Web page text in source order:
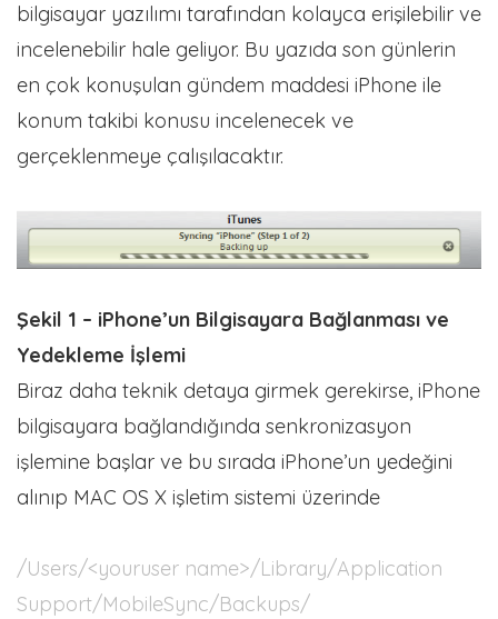
bilgisayar yazılımı tarafından kolayca erişilebilir ve
incelenebilir hale geliyor. Bu yazıda son günlerin
en çok konuşulan gündem maddesi iPhone ile
konum takibi konusu incelenecek ve
gerçeklenmeye çalışılacaktır.
Şekil 1 – iPhone’un Bilgisayara Bağlanması ve
Yedekleme İşlemi
Biraz daha teknik detaya girmek gerekirse, iPhone
bilgisayara bağlandığında senkronizasyon
işlemine başlar ve bu sırada iPhone’un yedeğini
alınıp MAC OS X işletim sistemi üzerinde
/Users/<youruser name>/Library/Application
Support/MobileSync/Backups/